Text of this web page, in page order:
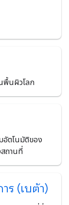
พื้นผิวโลก
อัตโนมัติของ
สถานที่
ร (เบต้า)